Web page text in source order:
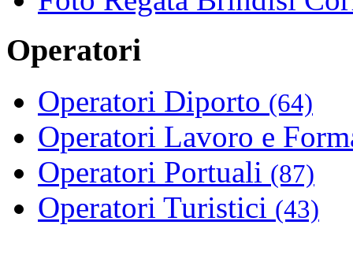
Operatori
Operatori Diporto (64)
Operatori Lavoro e
Operatori Portuali (87)
Operatori Turistici (43)